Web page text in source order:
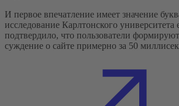
И первое впечатление имеет значение
исследование Карлтонского университета
подтвердило, что пользователи
суждение о сайте примерно за 50